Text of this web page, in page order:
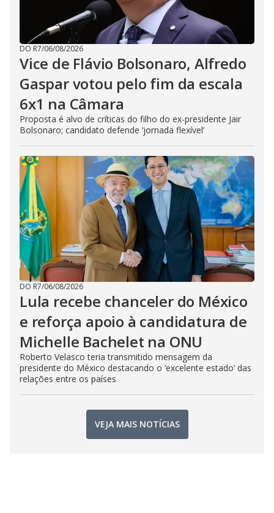
DO R7/06/08/2026
Vice de Flávio Bolsonaro, Alfredo
Gaspar votou pelo fim da escala
6x1 na Câmara
Proposta é alvo de críticas do filho do ex-presidente Jair
Bolsonaro; candidato defende ‘jornada flexível’
DO R7/06/08/2026
Lula recebe chanceler do México
e reforça apoio à candidatura de
Michelle Bachelet na ONU
Roberto Velasco teria transmitido mensagem da
presidente do México destacando o ‘excelente estado’ das
relações entre os países
VEJA MAIS NOTÍCIAS